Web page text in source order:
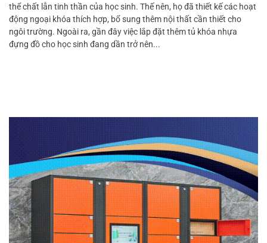
thể chất lẫn tinh thần của học sinh. Thế nên, họ đã thiết kế các hoạt
động ngoại khóa thích hợp, bổ sung thêm nội thất cần thiết cho
ngôi trường. Ngoài ra, gần đây việc lắp đặt thêm tủ khóa nhựa
đựng đồ cho học sinh đang dần trở nên...